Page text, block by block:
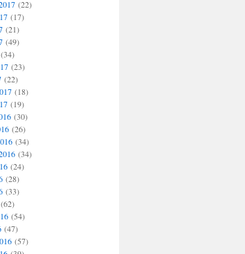
(22)
(17)
(21)
(49)
(23)
(22)
(18)
(19)
(30)
(26)
(34)
(34)
(24)
(28)
(33)
(54)
(47)
(57)